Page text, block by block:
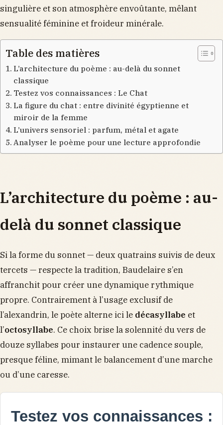
singulière et son atmosphère envoûtante, mêlant
sensualité féminine et froideur minérale.
Table des matières
L’architecture du poème : au-delà du sonnet
classique
Testez vos connaissances : Le Chat
La figure du chat : entre divinité égyptienne et
miroir de la femme
L’univers sensoriel : parfum, métal et agate
Analyser le poème pour une lecture approfondie
L’architecture du poème : au-
delà du sonnet classique
Si la forme du sonnet — deux quatrains suivis de deux
tercets — respecte la tradition, Baudelaire s’en
affranchit pour créer une dynamique rythmique
propre. Contrairement à l’usage exclusif de
l’alexandrin, le poète alterne ici le décasyllabe et
l’octosyllabe. Ce choix brise la solennité du vers de
douze syllabes pour instaurer une cadence souple,
presque féline, mimant le balancement d’une marche
ou d’une caresse.
Testez vos connaissances :